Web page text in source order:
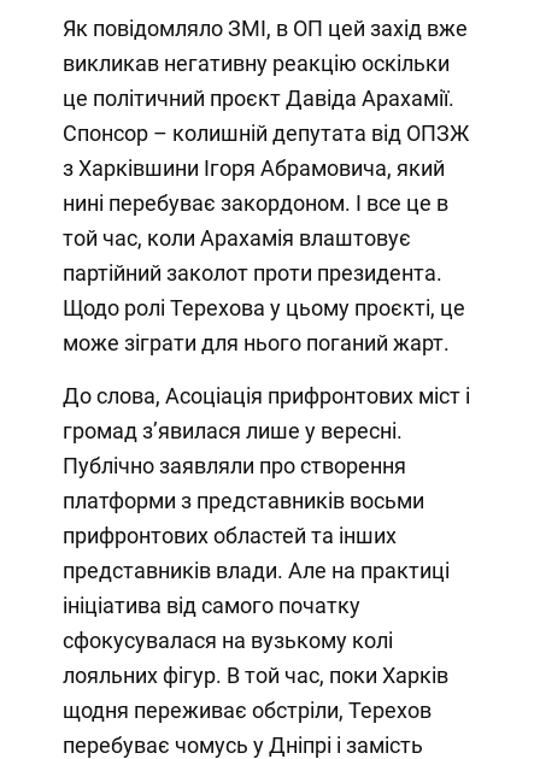
Як повідомляло ЗМІ, в ОП цей захід вже
викликав негативну реакцію оскільки
це політичний проєкт Давіда Арахамії.
Спонсор – колишній депутата від ОПЗЖ
з Харківшини Ігоря Абрамовича, який
нині перебуває закордоном. І все це в
той час, коли Арахамія влаштовує
партійний заколот проти президента.
Щодо ролі Терехова у цьому проєкті, це
може зіграти для нього поганий жарт.
До слова, Асоціація прифронтових міст і
громад з’явилася лише у вересні.
Публічно заявляли про створення
платформи з представників восьми
прифронтових областей та інших
представників влади. Але на практиці
ініціатива від самого початку
сфокусувалася на вузькому колі
лояльних фігур. В той час, поки Харків
щодня переживає обстріли, Терехов
перебуває чомусь у Дніпрі і замість